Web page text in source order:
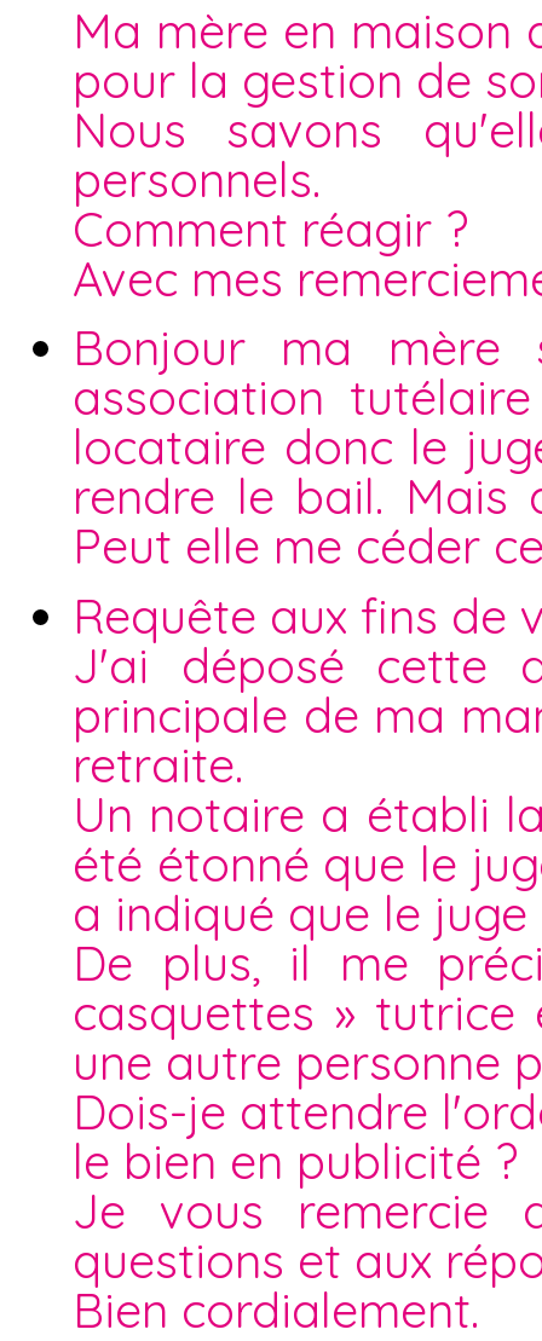
Ma mère en
pour la gestion de
Nous savons
personnels.
Comment réagir ?
Avec mes
Bonjour ma mère
association
locataire donc le
rendre le bail. Mais
Peut elle me céder
Requête aux fins de
J'ai déposé cette
principale de ma
retraite.
Un notaire a établi
été étonné que le
a indiqué que le
De plus, il me
casquettes »
une autre personne
Dois-je attendre
le bien en publicité ?
Je vous remercie
questions et aux
Bien cordialement.